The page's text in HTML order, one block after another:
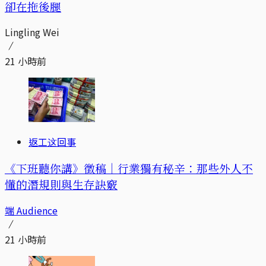
卻在拖後腿
Lingling Wei
21 小時前
返工这回事
《下班聽你講》徵稿｜行業獨有秘辛：那些外人不
懂的潛規則與生存訣竅
端 Audience
21 小時前